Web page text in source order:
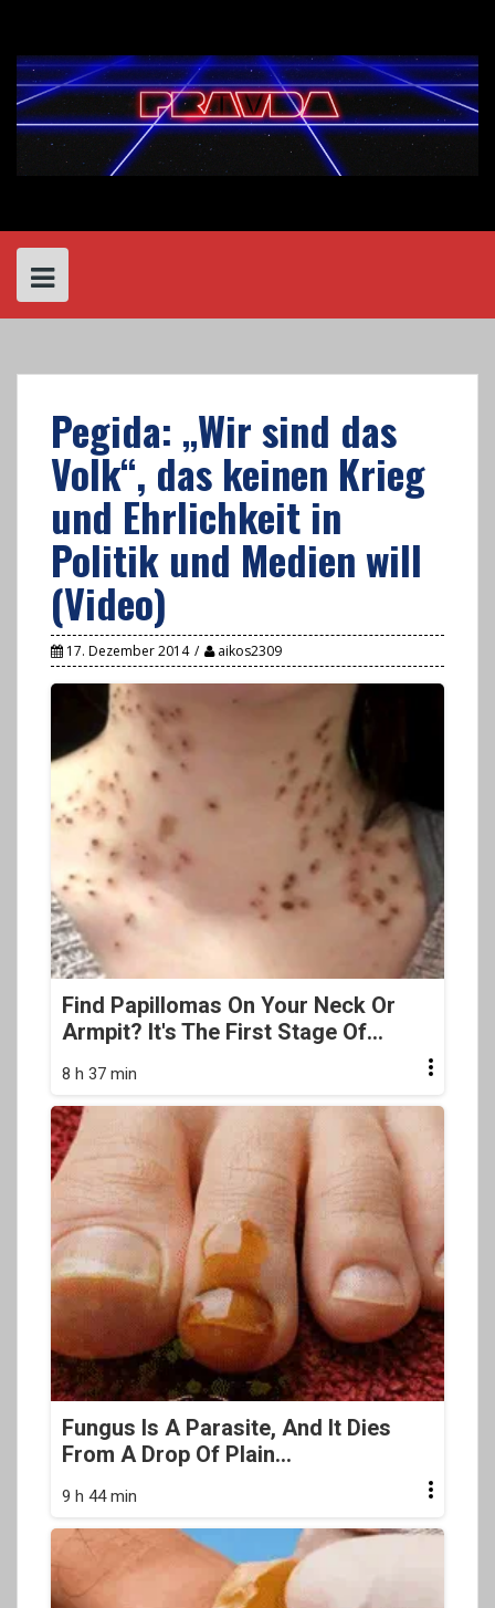
content
Pegida: „Wir sind das
Volk“, das keinen Krieg
und Ehrlichkeit in
Politik und Medien will
(Video)
17. Dezember 2014 aikos2309
Find Papillomas On Your Neck Or
Armpit? It's The First Stage Of...
8 h 37 min
Fungus Is A Parasite, And It Dies
From A Drop Of Plain...
9 h 44 min